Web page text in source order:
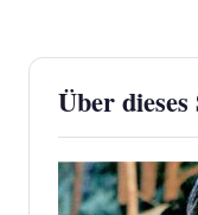
Über